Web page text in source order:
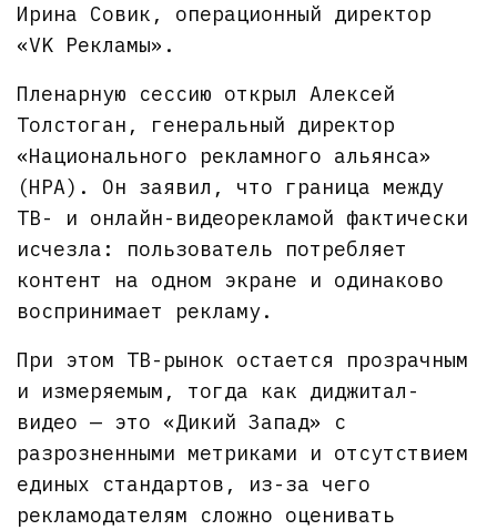
Ирина Совик, операционный директор
«VK Рекламы».
Пленарную сессию открыл Алексей
Толстоган, генеральный директор
«Национального рекламного альянса»
(НРА). Он заявил, что граница между
ТВ- и онлайн-видеорекламой фактически
исчезла: пользователь потребляет
контент на одном экране и одинаково
воспринимает рекламу.
При этом ТВ-рынок остается прозрачным
и измеряемым, тогда как диджитал-
видео — это «Дикий Запад» с
разрозненными метриками и отсутствием
единых стандартов, из-за чего
рекламодателям сложно оценивать